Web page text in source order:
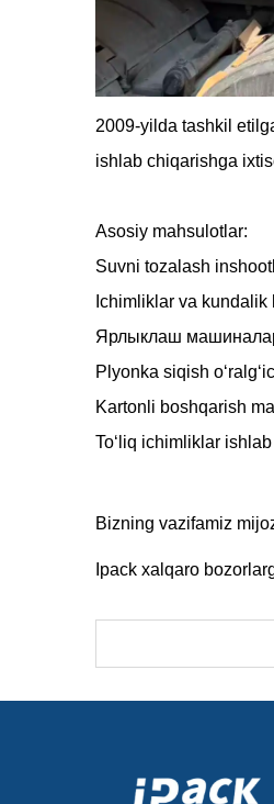
2009-yilda tashkil
ishlab chiqarishga
Asosiy mahsulotlar:
Suvni tozalash
Ichimliklar va
Ярлыклаш
Plyonka siqish
Kartonli boshqarish
To‘liq ichimliklar
Bizning vazifamiz
Ipack xalqaro